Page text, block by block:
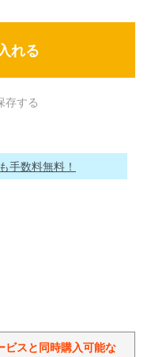
れる
存する
手数料無料！
ビスと同時購入可能な